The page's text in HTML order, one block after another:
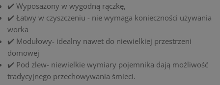
✔️ Wyposażony w wygodną rączkę,
✔️ Łatwy w czyszczeniu - nie wymaga konieczności używania
worka
✔️ Modułowy- idealny nawet do niewielkiej przestrzeni
domowej
✔️ Pod zlew- niewielkie wymiary pojemnika dają możliwość
tradycyjnego przechowywania śmieci.